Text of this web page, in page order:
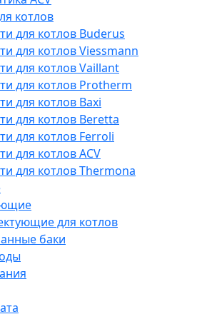
котлов
для котлов Buderus
для котлов Viessmann
для котлов Vaillant
для котлов Protherm
для котлов Baxi
для котлов Beretta
для котлов Ferroli
для котлов ACV
для котлов Thermona
для котлов
баки